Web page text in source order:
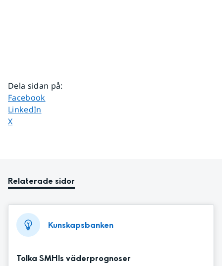
Dela sidan på:
Dela sidan på
Facebook
Dela sidan på
LinkedIn
Dela sidan på
X
Relaterade sidor
Kunskapsbanken
Tolka SMHIs väderprognoser